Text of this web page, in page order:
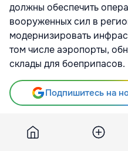
должны обеспечить
вооруженных сил в
модернизировать
том числе аэропорты,
склады для боеприпасов.
Подпишитесь на
Источник